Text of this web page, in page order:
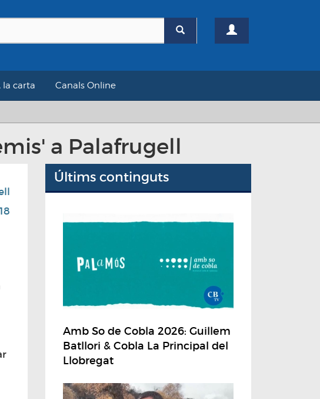
la carta Canals Online
a Palafrugell
Últims continguts
Amb So de Cobla 2026: Guillem
Batllori & Cobla La Principal del
Llobregat